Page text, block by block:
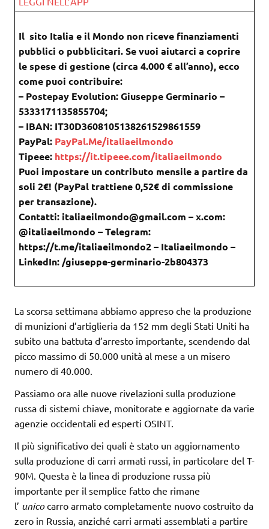
Il sito Italia e il Mondo non riceve finanziamenti
pubblici o pubblicitari. Se vuoi aiutarci a coprire
le spese di gestione (circa 4.000 € all’anno), ecco
come puoi contribuire:
– Postepay Evolution: Giuseppe Germinario –
5333171135855704;
– IBAN: IT30D3608105138261529861559
PayPal: PayPal.Me/italiaeilmondo
Tipeee: https://it.tipeee.com/italiaeilmondo
Puoi impostare un contributo mensile a partire da
soli 2€! (PayPal trattiene 0,52€ di commissione
per transazione).
Contatti: italiaeilmondo@gmail.com – x.com:
@italiaeilmondo – Telegram:
https://t.me/italiaeilmondo2 – Italiaeilmondo –
LinkedIn: /giuseppe-germinario-2b804373
La scorsa settimana abbiamo appreso che la produzione
di munizioni d’artiglieria da 152 mm degli Stati Uniti ha
subito una battuta d’arresto importante, scendendo dal
picco massimo di 50.000 unità al mese a un misero
numero di 40.000.
Passiamo ora alle nuove rivelazioni sulla produzione
russa di sistemi chiave, monitorate e aggiornate da varie
agenzie occidentali ed esperti OSINT.
Il più significativo dei quali è stato un aggiornamento
sulla produzione di carri armati russi, in particolare del T-
90M. Questa è la linea di produzione russa più
importante per il semplice fatto che rimane
l’ unicocarro armato completamente nuovo costruito da
zero in Russia, anziché carri armati assemblati a partire